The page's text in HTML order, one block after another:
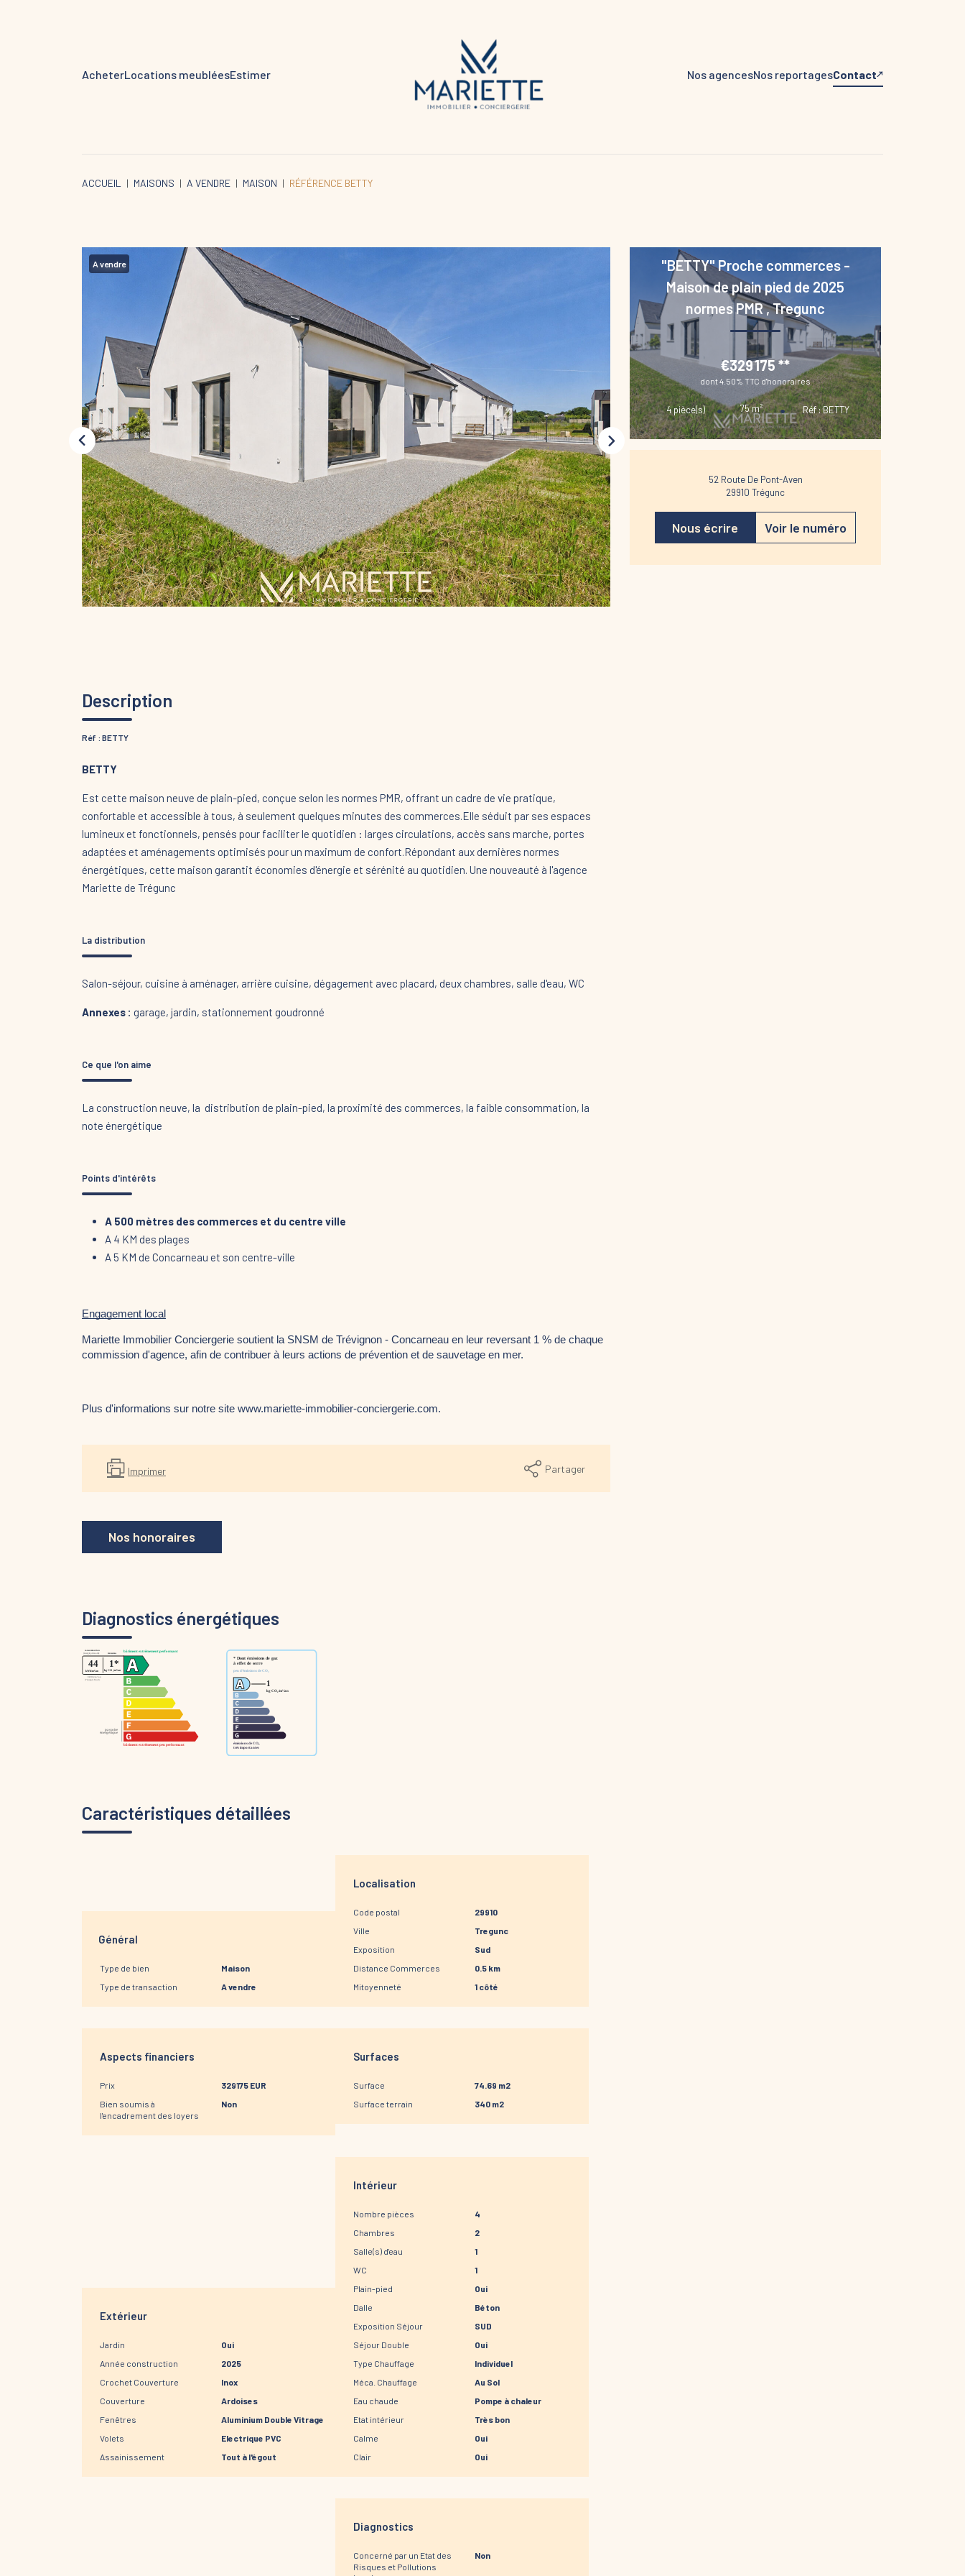
AcheterLocations meubléesEstimer Nos agencesNos reportagesContact
ACCUEIL MAISONS A VENDRE MAISON RÉFÉRENCE BETTY
A vendre
Description
Réf : BETTY
BETTY
Est cette maison neuve de plain-pied, conçue selon les normes PMR, offrant un cadre de vie pratique,
confortable et accessible à tous, à seulement quelques minutes des commerces.Elle séduit par ses espaces
lumineux et fonctionnels, pensés pour faciliter le quotidien : larges circulations, accès sans marche, portes
adaptées et aménagements optimisés pour un maximum de confort.Répondant aux dernières normes
énergétiques, cette maison garantit économies d'énergie et sérénité au quotidien. Une nouveauté à l'agence
Mariette de Trégunc
La distribution
Salon-séjour, cuisine à aménager, arrière cuisine, dégagement avec placard, deux chambres, salle d'eau, WC
Annexes : garage, jardin, stationnement goudronné
Ce que l'on aime
La construction neuve, la distribution de plain-pied, la proximité des commerces, la faible consommation, la
note énergétique
Points d'intérêts
A 500 mètres des commerces et du centre ville
A 4 KM des plages
A 5 KM de Concarneau et son centre-ville
Engagement local
Mariette Immobilier Conciergerie soutient la SNSM de Trévignon - Concarneau en leur reversant 1 % de chaque
commission d'agence, afin de contribuer à leurs actions de prévention et de sauvetage en mer.
Plus d'informations sur notre site www.mariette-immobilier-conciergerie.com.
Imprimer Partager
Nos honoraires
Diagnostics énergétiques
Caractéristiques détaillées
Général
Type de bien
Maison
Type de transaction
A vendre
Localisation
Code postal
29910
Ville
Tregunc
Exposition
Sud
Distance Commerces
0.5 km
Mitoyenneté
1 côté
Aspects financiers
Prix
329175 EUR
Bien soumis à
l'encadrement des loyers
Non
Surfaces
Surface
74.69 m2
Surface terrain
340 m2
Extérieur
Jardin
Oui
Année construction
2025
Crochet Couverture
Inox
Couverture
Ardoises
Fenêtres
Aluminium Double Vitrage
Volets
Electrique PVC
Assainissement
Tout à l'égout
Intérieur
Nombre pièces
4
Chambres
2
Salle(s) d'eau
1
WC
1
Plain-pied
Oui
Dalle
Béton
Exposition Séjour
SUD
Séjour Double
Oui
Type Chauffage
Individuel
Méca. Chauffage
Au Sol
Eau chaude
Pompe à chaleur
Etat intérieur
Très bon
Calme
Oui
Clair
Oui
Diagnostics
Concerné par un Etat des
Risques et Pollutions
Non
"BETTY" Proche commerces -
Maison de plain pied de 2025
normes PMR,Tregunc
€329 175**
dont 4.50% TTC d'honoraires
4pièce(s) 75m² Réf :BETTY
52 Route De Pont-Aven
29910 Trégunc
Nous écrire Voir le numéro